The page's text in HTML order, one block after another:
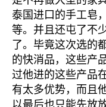
泰国进口的手工皂
等。并且还屯了不
了。毕竟这次选的
的快消品，这些产
过他进的这些产品
有太多优势，而且
以最后也只能先放放